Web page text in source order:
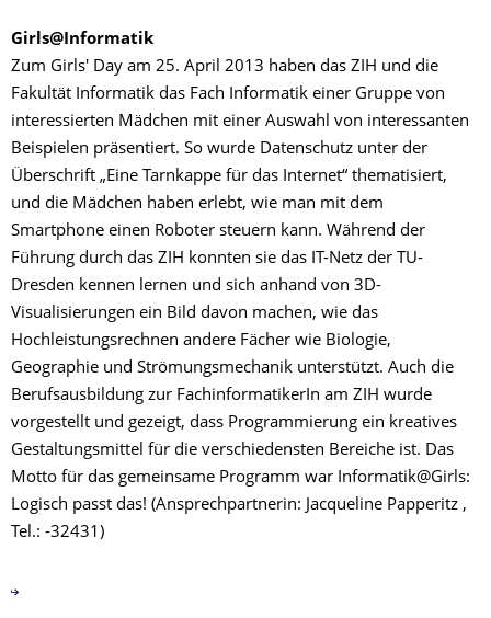
Girls@Informatik
Zum Girls' Day am 25. April 2013 haben das ZIH und die
Fakultät Informatik das Fach Informatik einer Gruppe von
interessierten Mädchen mit einer Auswahl von interessanten
Beispielen präsentiert. So wurde Datenschutz unter der
Überschrift „Eine Tarnkappe für das Internet“ thematisiert,
und die Mädchen haben erlebt, wie man mit dem
Smartphone einen Roboter steuern kann. Während der
Führung durch das ZIH konnten sie das IT-Netz der TU-
Dresden kennen lernen und sich anhand von 3D-
Visualisierungen ein Bild davon machen, wie das
Hochleistungsrechnen andere Fächer wie Biologie,
Geographie und Strömungsmechanik unterstützt. Auch die
Berufsausbildung zur FachinformatikerIn am ZIH wurde
vorgestellt und gezeigt, dass Programmierung ein kreatives
Gestaltungsmittel für die verschiedensten Bereiche ist. Das
Motto für das gemeinsame Programm war Informatik@Girls:
Logisch passt das! (Ansprechpartnerin: Jacqueline Papperitz ,
Tel.: -32431)